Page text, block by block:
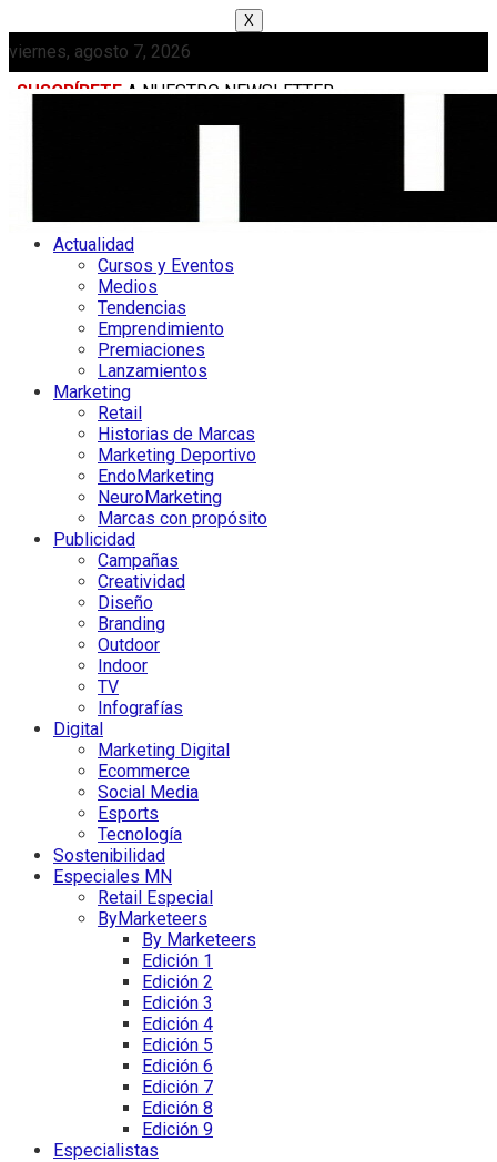
X
viernes, agosto 7, 2026
SUSCRÍBETE A NUESTRO NEWSLETTER
Actualidad
Cursos y Eventos
Medios
Tendencias
Emprendimiento
Premiaciones
Lanzamientos
Marketing
Retail
Historias de Marcas
Marketing Deportivo
EndoMarketing
NeuroMarketing
Marcas con propósito
Publicidad
Campañas
Creatividad
Diseño
Branding
Outdoor
Indoor
TV
Infografías
Digital
Marketing Digital
Ecommerce
Social Media
Esports
Tecnología
Sostenibilidad
Especiales MN
Retail Especial
ByMarketeers
By Marketeers
Edición 1
Edición 2
Edición 3
Edición 4
Edición 5
Edición 6
Edición 7
Edición 8
Edición 9
Especialistas